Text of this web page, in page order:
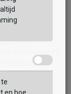
een
bieden